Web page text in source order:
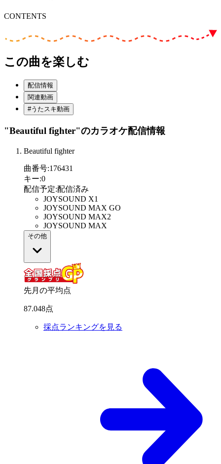
CONTENTS
この曲を楽しむ
配信情報
関連動画
#うたスキ動画
"Beautiful fighter"のカラオケ配信情報
Beautiful fighter
曲番号:176431
キー:0
配信予定:配信済み
JOYSOUND X1
JOYSOUND MAX GO
JOYSOUND MAX2
JOYSOUND MAX
その他
先月の平均点
87.048点
採点ランキングを見る